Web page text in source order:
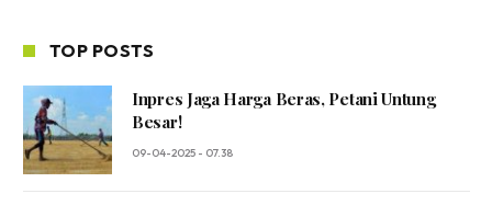
TOP POSTS
Inpres Jaga Harga Beras, Petani Untung
Besar!
09-04-2025 - 07.38